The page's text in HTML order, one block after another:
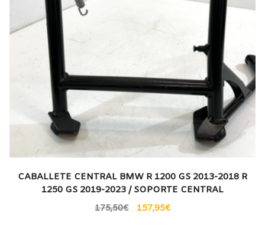
CABALLETE CENTRAL BMW R 1200 GS 2013-2018 R
1250 GS 2019-2023 / SOPORTE CENTRAL
175,50€ 157,95€